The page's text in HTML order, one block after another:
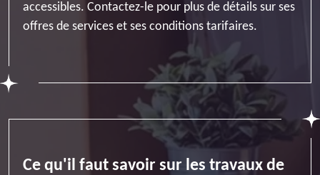
accessibles. Contactez-le pour plus de détails sur ses
offres de services et ses conditions tarifaires.
Ce qu'il faut savoir sur les travaux de